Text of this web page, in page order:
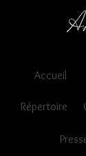
Accueil
Répertoire